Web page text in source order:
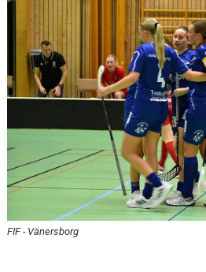
KONTAKT
MATCHER
TABELL / RESULTAT JAS
FIF - Vänersborg